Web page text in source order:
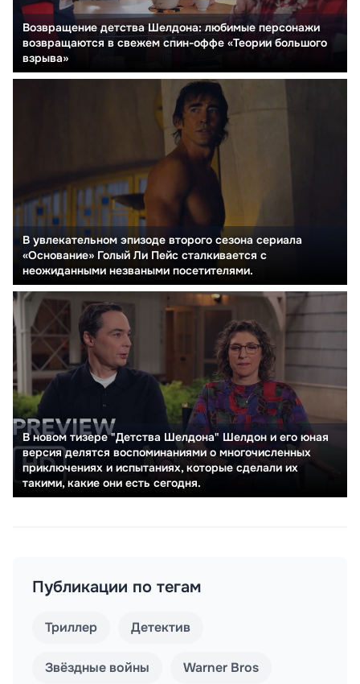
Возвращение детства Шелдона: любимые персонажи
возвращаются в свежем спин-оффе «Теории большого
взрыва»
В увлекательном эпизоде второго сезона сериала
«Основание» Голый Ли Пейс сталкивается с
неожиданными незваными посетителями.
В новом тизере "Детства Шелдона" Шелдон и его юная
версия делятся воспоминаниями о многочисленных
приключениях и испытаниях, которые сделали их
такими, какие они есть сегодня.
Публикации по тегам
Триллер Детектив
Звёздные войны Warner Bros